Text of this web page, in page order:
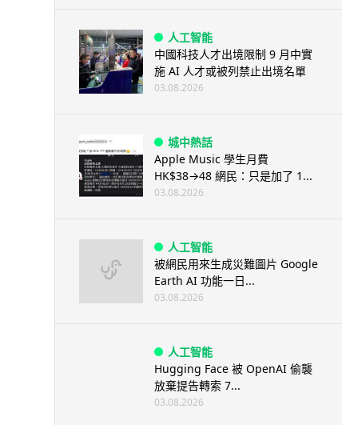
人工智能
中國科技人才出境限制 9 月中實
施 AI 人才或被列禁止出境名單
03.08.2026
城中熱話
Apple Music 學生月費
HK$38→48 網民：只是加了 1...
03.08.2026
人工智能
被網民用來生成災難圖片 Google
Earth AI 功能一日...
03.08.2026
人工智能
Hugging Face 被 OpenAI 偷襲
放棄提告轉索 7...
03.08.2026